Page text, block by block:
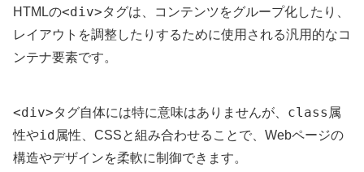
HTMLの<div>タグは、コンテンツをグループ化したり、
レイアウトを調整したりするために使用される汎用的なコ
ンテナ要素です。
<div>タグ自体には特に意味はありませんが、 class 属
性やid 属性、CSSと組み合わせることで、Webページの
構造やデザインを柔軟に制御できます。